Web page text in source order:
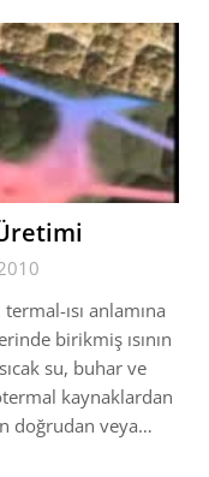
ısı anlamına
birikmiş ısının
su, buhar ve
kaynaklardan
doğrudan veya…